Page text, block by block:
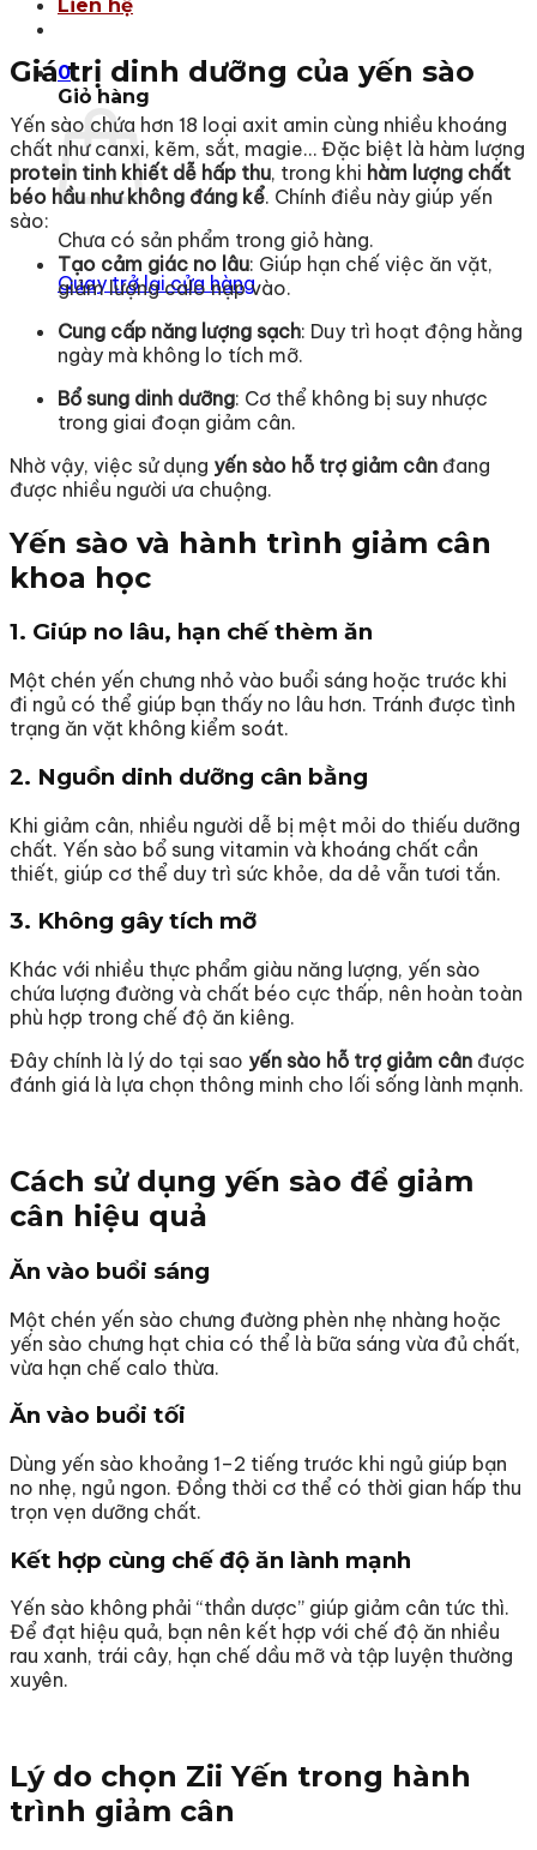
Liên hệ
0
Giỏ hàng
Chưa có sản phẩm trong giỏ hàng.
Quay trở lại cửa hàng
Giá trị dinh dưỡng của yến sào
Yến sào chứa hơn 18 loại axit amin cùng nhiều khoáng
chất như canxi, kẽm, sắt, magie… Đặc biệt là hàm lượng
protein tinh khiết dễ hấp thu, trong khi hàm lượng chất
béo hầu như không đáng kể. Chính điều này giúp yến
sào:
Tạo cảm giác no lâu: Giúp hạn chế việc ăn vặt,
giảm lượng calo nạp vào.
Cung cấp năng lượng sạch: Duy trì hoạt động hằng
ngày mà không lo tích mỡ.
Bổ sung dinh dưỡng: Cơ thể không bị suy nhược
trong giai đoạn giảm cân.
Nhờ vậy, việc sử dụng yến sào hỗ trợ giảm cân đang
được nhiều người ưa chuộng.
Yến sào và hành trình giảm cân
khoa học
1. Giúp no lâu, hạn chế thèm ăn
Một chén yến chưng nhỏ vào buổi sáng hoặc trước khi
đi ngủ có thể giúp bạn thấy no lâu hơn. Tránh được tình
trạng ăn vặt không kiểm soát.
2. Nguồn dinh dưỡng cân bằng
Khi giảm cân, nhiều người dễ bị mệt mỏi do thiếu dưỡng
chất. Yến sào bổ sung vitamin và khoáng chất cần
thiết, giúp cơ thể duy trì sức khỏe, da dẻ vẫn tươi tắn.
3. Không gây tích mỡ
Khác với nhiều thực phẩm giàu năng lượng, yến sào
chứa lượng đường và chất béo cực thấp, nên hoàn toàn
phù hợp trong chế độ ăn kiêng.
Đây chính là lý do tại sao yến sào hỗ trợ giảm cân được
đánh giá là lựa chọn thông minh cho lối sống lành mạnh.
Cách sử dụng yến sào để giảm
cân hiệu quả
Ăn vào buổi sáng
Một chén yến sào chưng đường phèn nhẹ nhàng hoặc
yến sào chưng hạt chia có thể là bữa sáng vừa đủ chất,
vừa hạn chế calo thừa.
Ăn vào buổi tối
Dùng yến sào khoảng 1–2 tiếng trước khi ngủ giúp bạn
no nhẹ, ngủ ngon. Đồng thời cơ thể có thời gian hấp thu
trọn vẹn dưỡng chất.
Kết hợp cùng chế độ ăn lành mạnh
Yến sào không phải “thần dược” giúp giảm cân tức thì.
Để đạt hiệu quả, bạn nên kết hợp với chế độ ăn nhiều
rau xanh, trái cây, hạn chế dầu mỡ và tập luyện thường
xuyên.
Lý do chọn Zii Yến trong hành
trình giảm cân